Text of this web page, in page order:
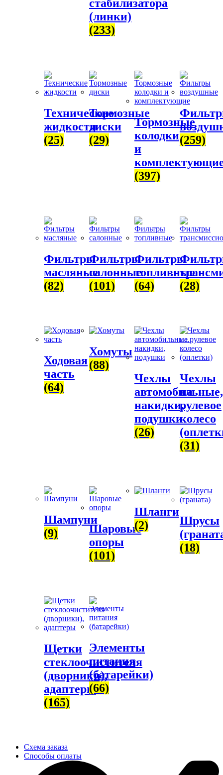
стабилизатора
(линки)
(233)
Технические
жидкости
(25)
Тормозные
диски
(29)
Тормозные
колодки
и
(397)
(259)
Фильтры
масляные
(82)
Фильтры
салонные
(101)
Фильтры
топливные
(64)
(28)
Ходовая
часть
(64)
Хомуты
(88)
Чехлы
автомобильные,
накидки,
подушки
(26)
Чехлы
на
рулевое
колесо
(31)
Шампуни
(9)
Шаровые
опоры
(101)
Шланги
(2)
Шрусы
(18)
Щетки
стеклоочистителя
(дворники),
адаптеры
(165)
Элементы
питания
(батарейки)
(66)
Схема заказа
Способы оплаты